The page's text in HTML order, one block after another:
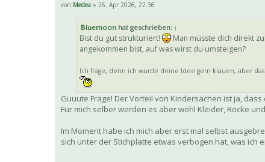
von Medea » 26. Apr 2026, 22:36
Bluemoon hat geschrieben: ↑
Bist du gut strukturiert! Man müsste dich direkt
angekommen bist, auf was wirst du umsteigen?
Ich frage, denn ich würde deine Idee gern klauen, aber
Guuute Frage! Der Vorteil von Kindersachen ist ja,
Für mich selber werden es aber wohl Kleider, Röcke
Im Moment habe ich mich aber erst mal selbst
sich unter der Stichplatte etwas verbogen hat, was ich